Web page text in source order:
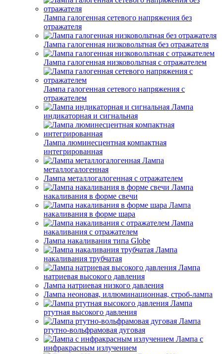
Лампа галогенная сетевого напряжения без
отражателя
Лампа галогенная низковольтная без отражателя
Лампа галогенная низковольтная с отражателем
Лампа галогенная сетевого напряжения с
отражателем
Лампа
индикаторная и сигнальная
Лампа люминесцентная компактная
интегрированная
Лампа
металлогалогенная
Лампа металлогалогенная с отражателем
Лампа
накаливания в форме свечи
Лампа
накаливания в форме шара
Лампа
накаливания с отражателем
Лампа накаливания типа Globe
Лампа
накаливания трубчатая
Лампа
натриевая высокого давления
Лампа натриевая низкого давления
Лампа неоновая, иллюминационная, строб-лампа
Лампа
ртутная высокого давления
Лампа
ртутно-вольфрамовая дуговая
Лампа с
инфракрасным излучением